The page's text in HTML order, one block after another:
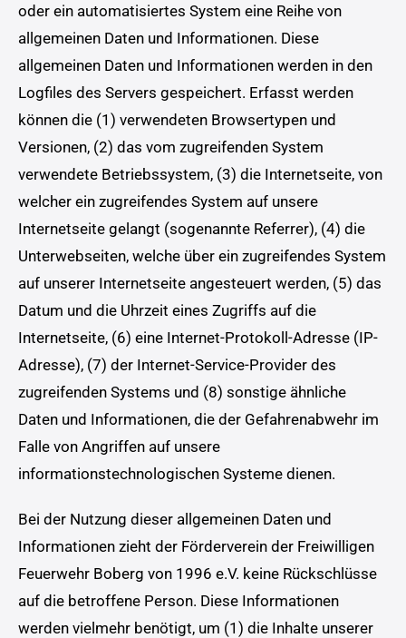
oder ein automatisiertes System eine Reihe von
allgemeinen Daten und Informationen. Diese
allgemeinen Daten und Informationen werden in den
Logfiles des Servers gespeichert. Erfasst werden
können die (1) verwendeten Browsertypen und
Versionen, (2) das vom zugreifenden System
verwendete Betriebssystem, (3) die Internetseite, von
welcher ein zugreifendes System auf unsere
Internetseite gelangt (sogenannte Referrer), (4) die
Unterwebseiten, welche über ein zugreifendes System
auf unserer Internetseite angesteuert werden, (5) das
Datum und die Uhrzeit eines Zugriffs auf die
Internetseite, (6) eine Internet-Protokoll-Adresse (IP-
Adresse), (7) der Internet-Service-Provider des
zugreifenden Systems und (8) sonstige ähnliche
Daten und Informationen, die der Gefahrenabwehr im
Falle von Angriffen auf unsere
informationstechnologischen Systeme dienen.
Bei der Nutzung dieser allgemeinen Daten und
Informationen zieht der Förderverein der Freiwilligen
Feuerwehr Boberg von 1996 e.V. keine Rückschlüsse
auf die betroffene Person. Diese Informationen
werden vielmehr benötigt, um (1) die Inhalte unserer